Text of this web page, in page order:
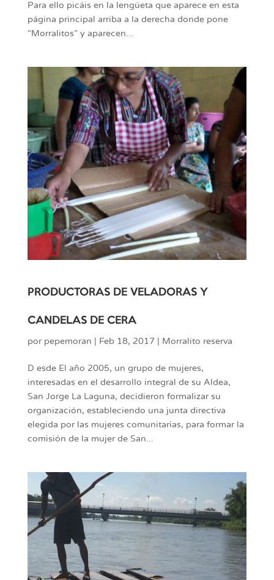
Para ello picáis en la lengüeta que aparece en esta
página principal arriba a la derecha donde pone
“Morralitos” y aparecen...
PRODUCTORAS DE VELADORAS Y
CANDELAS DE CERA
por pepemoran Feb 18, 2017 Morralito reserva
D esde El año 2005, un grupo de mujeres,
interesadas en el desarrollo integral de su Aldea,
San Jorge La Laguna, decidieron formalizar su
organización, estableciendo una junta directiva
elegida por las mujeres comunitarias, para formar la
comisión de la mujer de San...